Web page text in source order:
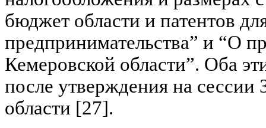
бюджет области и патентов
предпринимательства” и “О
Кемеровской области”. Оба
после утверждения на сессии
области [27].